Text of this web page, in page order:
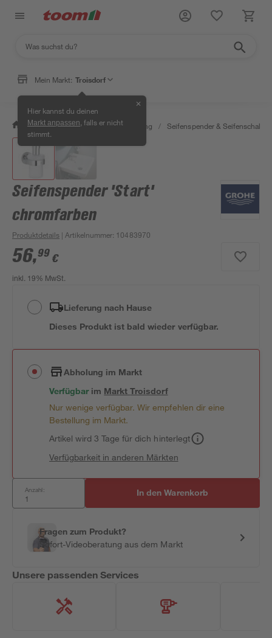
Mein Markt: Troisdorf
Hier kannst du deinen
Markt anpassen , falls er nicht
stimmt.
✕
/ Bad & Sanitär / Bad-Ausstattung / Seifenspender & Seifenschalen
Seifenspender 'Start'
chromfarben
Produktdetails | Artikelnummer: 10483970
56,99 €
inkl. 19% MwSt.
Lieferung nach Hause
Dieses Produkt ist bald wieder verfügbar.
Abholung im Markt
Verfügbar im MarktTroisdorf
Nur wenige verfügbar. Wir empfehlen dir eine
Bestellung im Markt.
Artikel wird 3 Tage für dich hinterlegt
Verfügbarkeit in anderen Märkten
Anzahl: In den Warenkorb
Fragen zum Produkt?
Sofort-Videoberatung aus dem Markt
Unsere passenden Services